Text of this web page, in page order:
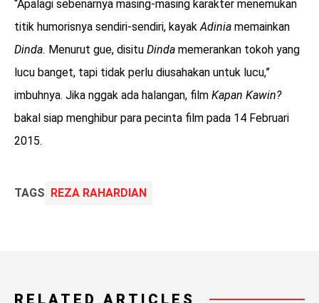
“Apalagi sebenarnya masing-masing karakter menemukan
titik humorisnya sendiri-sendiri, kayakAdinia memainkan
Dinda. Menurut gue, disitu Dinda memerankan tokoh yang
lucu banget, tapi tidak perlu diusahakan untuk lucu,”
imbuhnya. Jika nggak ada halangan, film Kapan Kawin?
bakal siap menghibur para pecinta film pada 14 Februari
2015.
TAGS REZA RAHARDIAN